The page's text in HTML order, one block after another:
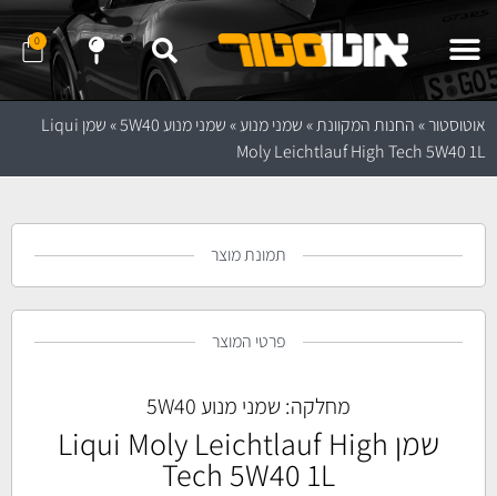
0
אוטוסטור»החנות המקוונת»שמני מנוע»שמני מנוע 5W40 »
שמן Liqui
Moly Leichtlauf High Tech 5W40 1L
תמונת מוצר
פרטי המוצר
מחלקה: שמני מנוע 5W40
שמן Liqui Moly Leichtlauf High
Tech 5W40 1L